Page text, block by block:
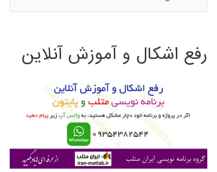
س
ج
ی
رفع اشکال و آموزش آنلاین